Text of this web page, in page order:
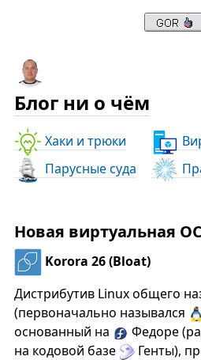
Блог ни о чём
Хаки и трюки
Парусные суда
Новая виртуальная
Korora 26 (Bloat)
Дистрибутив Linux общего
(первоначально назывался
основанный на
Федоре
на кодовой базе
Генты),